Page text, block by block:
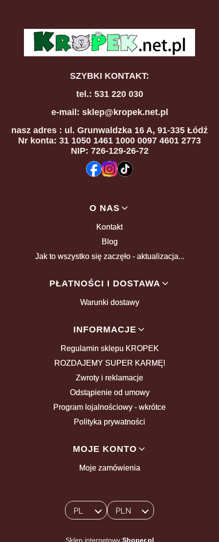
SZYBKI KONTAKT:
tel.: 531 220 030
e-mail: sklep@kropek.net.pl
nasz adres : ul. Grunwaldzka 16 A, 91-335 Łódź
Nr konta: 31 1050 1461 1000 0097 4601 2773
NIP: 726-129-26-72
O NAS
Kontakt
Blog
Jak to wszystko się zaczęło - aktualizacja...
PŁATNOŚCI I DOSTAWA
Warunki dostawy
INFORMACJE
Regulamin sklepu KROPEK
ROZDAJEMY SUPER KARMĘ!
Zwroty i reklamacje
Odstąpienie od umowy
Program lojalnościowy - wkrótce
Polityka prywatności
MOJE KONTO
Moje zamówienia
Wybrany język:
PL
polski Wybrana waluta:
PLN
Sklep internetowy Shoper.pl